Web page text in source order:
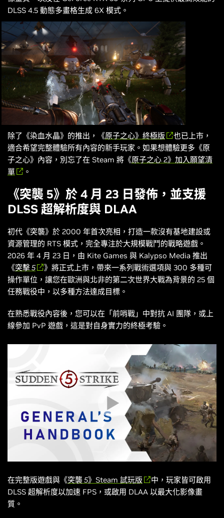
DLSS 4.5 動態多畫格生成 6X 模式。
除了《染血水晶》的推出，《原子之心》終極版
也已上市，
適合希望完整體驗所有內容的新手玩家。如果想體驗更多《原
子之心》內容，別忘了在 Steam 將《原子之心 2》加入願望清
單
。
《突襲 5》於 4 月 23 日發佈，並支援
DLSS 超解析度與 DLAA
初代《突襲》於 2000 年首次亮相，打造一款沒有基地建設或
資源管理的 RTS 模式，完全專注於大規模戰鬥的戰略遊戲。
2026 年 4 月 23 日，由 Kite Games 與 Kalypso Media 推出
《突擊 5
》將正式上市，帶來一系列戰術選項與 300 多種可
操作單位，讓您在歐洲與北非的第二次世界大戰為背景的 25 個
任務戰役中，以多種方法達成目標。
在熟悉戰役內容後，您可以在「前哨戰」中對抗 AI 團隊，或上
線參加 PvP 遊戲，這是對自身實力的終極考驗。
在完整版遊戲與《突襲 5》Steam 試玩版
中，玩家皆可啟用
DLSS 超解析度以加速 FPS，或啟用 DLAA 以最大化影像畫
質。